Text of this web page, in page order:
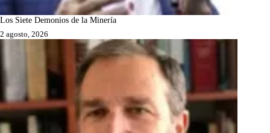
Los Siete Demonios de la Minería
2 agosto, 2026